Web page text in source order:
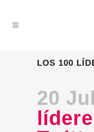
LOS 100
20 Jul